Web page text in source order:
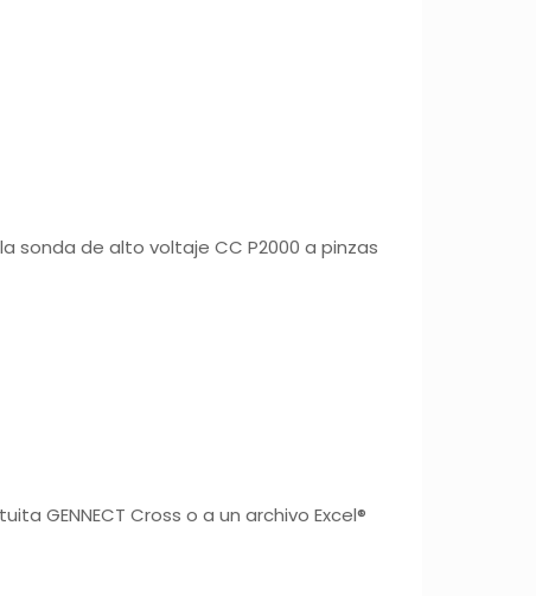
sonda de alto voltaje CC P2000 a pinzas
GENNECT Cross o a un archivo Excel®